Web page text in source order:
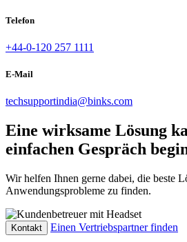
Telefon
+44-0-120 257 1111
E-Mail
techsupportindia@binks.com
Eine wirksame Lösung
einfachen Gespräch
Wir helfen Ihnen gerne dabei, die beste
Anwendungsprobleme zu finden.
Kontakt Einen Vertriebspartner finden